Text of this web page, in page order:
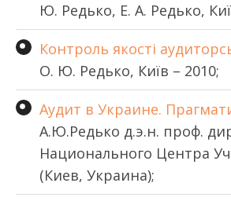
Ю. Редько, Е. А. Редько,
Контроль якості
О. Ю. Редько, Київ – 2010;
Аудит в Украине.
А.Ю.Редько д.э.н. проф.
Национального Центра
(Киев, Украина);